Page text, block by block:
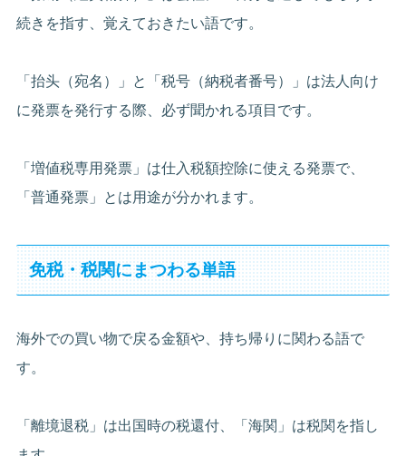
続きを指す、覚えておきたい語です。
「抬头（宛名）」と「税号（納税者番号）」は法人向け
に発票を発行する際、必ず聞かれる項目です。
「増値税専用発票」は仕入税額控除に使える発票で、
「普通発票」とは用途が分かれます。
免税・税関にまつわる単語
海外での買い物で戻る金額や、持ち帰りに関わる語で
す。
「離境退税」は出国時の税還付、「海関」は税関を指し